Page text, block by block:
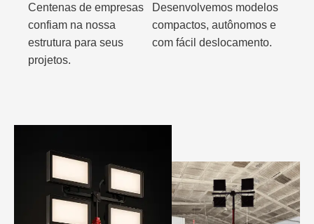
Centenas de empresas
confiam na nossa
estrutura para seus
projetos.
Desenvolvemos modelos
compactos, autônomos e
com fácil deslocamento.